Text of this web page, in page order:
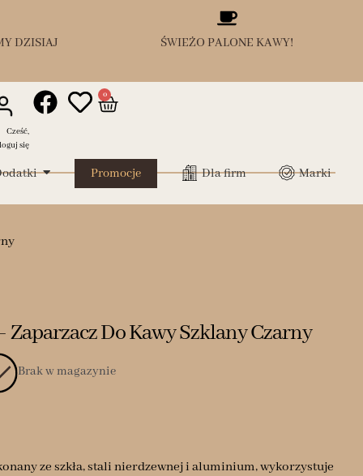
DZISIAJ ŚWIEŻO PALONE KAWY!
Cześć,
się
0
Promocje Dla firm Marki
Do Kawy Szklany Czarny
Brak w magazynie
ze szkła, stali nierdzewnej i aluminium, wykorzystuje